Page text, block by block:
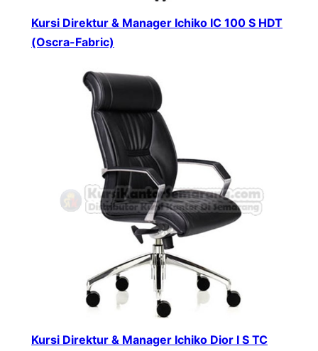
Kursi Direktur & Manager Ichiko IC 100 S HDT
(Oscra-Fabric)
Kursi Direktur & Manager Ichiko Dior I S TC